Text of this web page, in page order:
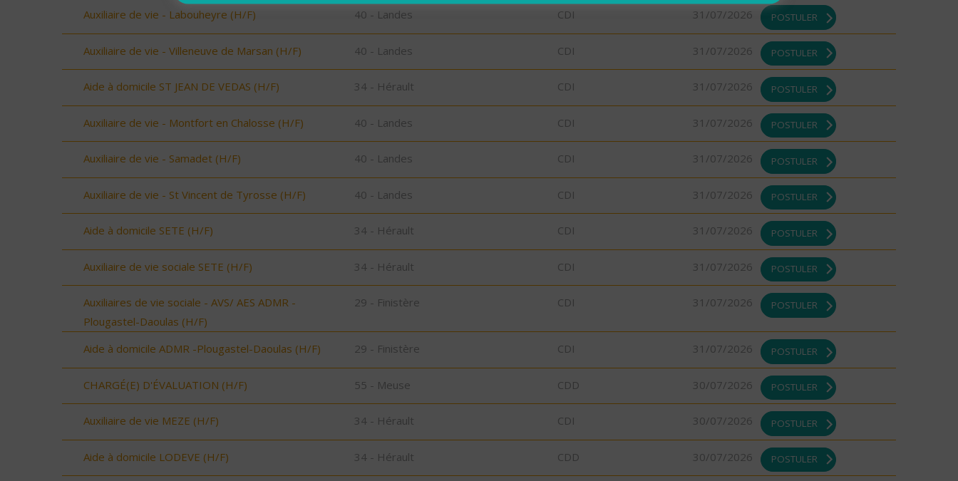
Auxiliaire de vie - Labouheyre (H/F) 40 - Landes CDI 31/07/2026 POSTULER
Auxiliaire de vie - Villeneuve de Marsan (H/F) 40 - Landes CDI 31/07/2026 POSTULER
Aide à domicile ST JEAN DE VEDAS (H/F) 34 - Hérault CDI 31/07/2026 POSTULER
Auxiliaire de vie - Montfort en Chalosse (H/F) 40 - Landes CDI 31/07/2026 POSTULER
Auxiliaire de vie - Samadet (H/F) 40 - Landes CDI 31/07/2026 POSTULER
Auxiliaire de vie - St Vincent de Tyrosse (H/F) 40 - Landes CDI 31/07/2026 POSTULER
Aide à domicile SETE (H/F) 34 - Hérault CDI 31/07/2026 POSTULER
Auxiliaire de vie sociale SETE (H/F) 34 - Hérault CDI 31/07/2026 POSTULER
Auxiliaires de vie sociale - AVS/ AES ADMR -
Plougastel-Daoulas (H/F)
29 - Finistère CDI 31/07/2026 POSTULER
Aide à domicile ADMR -Plougastel-Daoulas (H/F) 29 - Finistère CDI 31/07/2026 POSTULER
CHARGÉ(E) D'ÉVALUATION (H/F) 55 - Meuse CDD 30/07/2026 POSTULER
Auxiliaire de vie MEZE (H/F) 34 - Hérault CDI 30/07/2026 POSTULER
Aide à domicile LODEVE (H/F) 34 - Hérault CDD 30/07/2026 POSTULER